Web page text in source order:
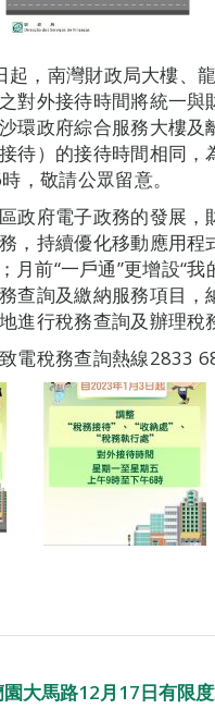
起，南灣財政局大樓、
對外接待時間將統一與
環政府綜合服務大樓及
待）的接待時間相同，
，敬請公眾留意。
政府電子政務的發展，
，持續優化移動應用程
前“一戶通”更增設“我
查詢及繳納服務項目，
進行稅務查詢及辦理稅
電稅務查詢熱線2833
大馬路12月17日有限